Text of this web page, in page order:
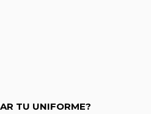
TU UNIFORME?